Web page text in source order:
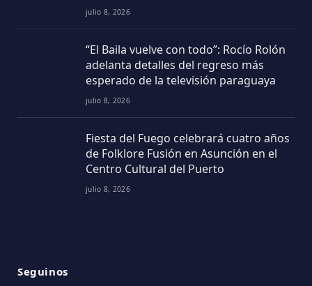
julio 8, 2026
“El Baila vuelve con todo”: Rocío Rolón
adelanta detalles del regreso más
esperado de la televisión paraguaya
julio 8, 2026
Fiesta del Fuego celebrará cuatro años
de Folklore Fusión en Asunción en el
Centro Cultural del Puerto
julio 8, 2026
Seguinos